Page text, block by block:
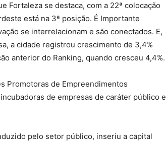
Fortaleza se destaca, com a 22ª colocação
está na 3ª posição. É Importante
se interrelacionam e são conectados. E,
a cidade registrou crescimento de 3,4%
anterior do Ranking, quando cresceu 4,4%.
Promotoras de Empreendimentos
de empresas de caráter público e
pelo setor público, inseriu a capital